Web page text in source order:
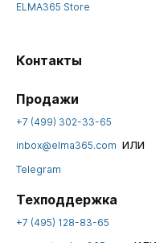
ELMA365 Store
Контакты
Продажи
+7 (499) 302-33-65
inbox@elma365.com или
Telegram
Техподдержка
+7 (495) 128-83-65